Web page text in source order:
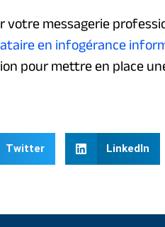
votre messagerie
en infogérance
pour mettre en place
Twitter LinkedIn